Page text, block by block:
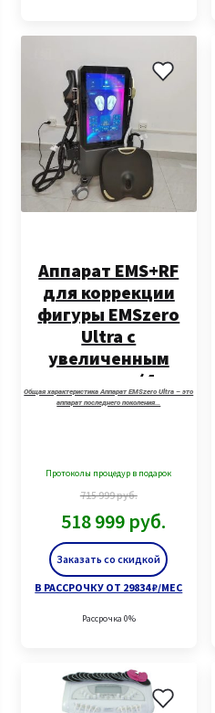
Заказать со скидкой
Аппарат EMS+RF
для коррекции
фигуры EMSzero
Ultra с
увеличенным
экраном (4
манипулы + стул)
Общая характеристика Аппарат EMSzero Ultra – это
аппарат последнего поколения…
Протоколы процедур в подарок
715 999руб.
518 999 руб.
В РАССРОЧКУ ОТ 29834 ₽/МЕС
Рассрочка 0%